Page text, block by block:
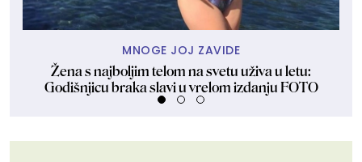
MNOGE JOJ ZAVIDE
Žena s najboljim telom na svetu uživa u letu:
Godišnjicu braka slavi u vrelom izdanju FOTO